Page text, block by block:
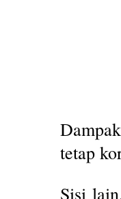
tetap
Sisi